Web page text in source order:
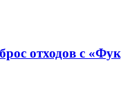
отходов с